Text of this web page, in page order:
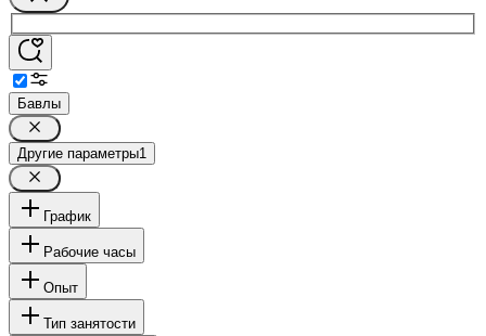
Бавлы
Другие параметры1
График
Рабочие часы
Опыт
Тип занятости